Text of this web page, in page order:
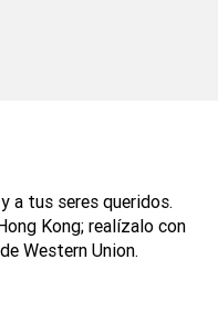
a tus seres queridos.
Kong; realízalo con
Western Union.